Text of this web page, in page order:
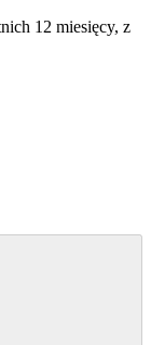
12 miesięcy, z